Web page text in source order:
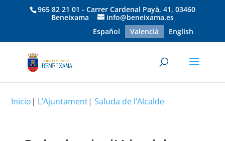
965 82 21 01 - Carrer Cardenal Payà, 41, 03460
Beneixama
info@beneixama.es
Español
Valencià English
Inicio| L’Ajuntament|Saluda de l’Alcalde